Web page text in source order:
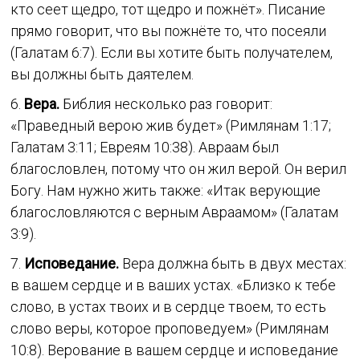
кто сеет щедро, тот щедро и пожнёт». Писание
прямо говорит, что вы пожнёте то, что посеяли
(Галатам 6:7). Если вы хотите быть получателем,
вы должны быть даятелем.
6. Вера. Библия несколько раз говорит:
«Праведный верою жив будет» (Римлянам 1:17;
Галатам 3:11; Евреям 10:38). Авраам был
благословлен, потому что он жил верой. Он верил
Богу. Нам нужно жить также: «Итак верующие
благословляются с верным Авраамом» (Галатам
3:9).
7. Исповедание. Вера должна быть в двух местах:
в вашем сердце и в ваших устах. «Близко к тебе
слово, в устах твоих и в сердце твоем, то есть
слово веры, которое проповедуем» (Римлянам
10:8). Верование в вашем сердце и исповедание